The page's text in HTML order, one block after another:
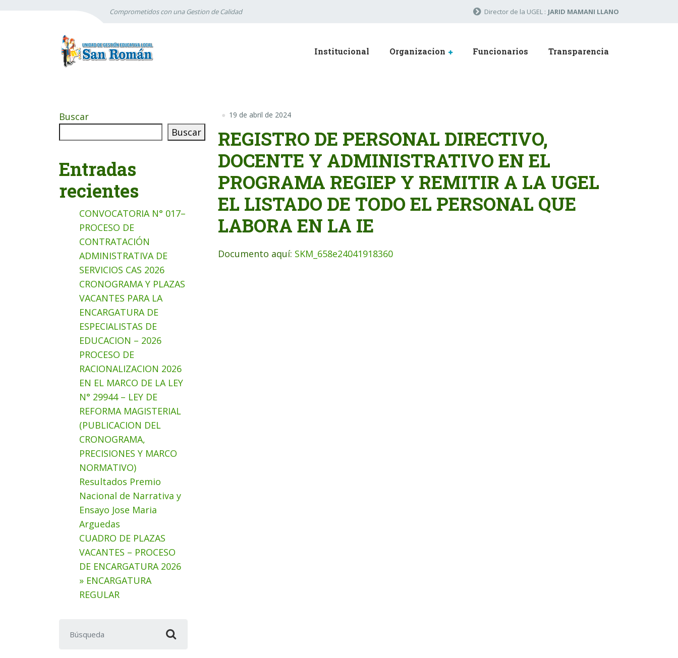
Comprometidos con una Gestion de Calidad Director de la UGEL : JARID MAMANI LLANO
Institucional Organizacion Funcionarios Transparencia
19 de abril de 2024
REGISTRO DE PERSONAL DIRECTIVO,
DOCENTE Y ADMINISTRATIVO EN EL
PROGRAMA REGIEP Y REMITIR A LA UGEL
EL LISTADO DE TODO EL PERSONAL QUE
LABORA EN LA IE
Documento aquí: SKM_658e24041918360
Buscar
Buscar
Entradas
recientes
CONVOCATORIA N° 017–
PROCESO DE
CONTRATACIÓN
ADMINISTRATIVA DE
SERVICIOS CAS 2026
CRONOGRAMA Y PLAZAS
VACANTES PARA LA
ENCARGATURA DE
ESPECIALISTAS DE
EDUCACION – 2026
PROCESO DE
RACIONALIZACION 2026
EN EL MARCO DE LA LEY
N° 29944 – LEY DE
REFORMA MAGISTERIAL
(PUBLICACION DEL
CRONOGRAMA,
PRECISIONES Y MARCO
NORMATIVO)
Resultados Premio
Nacional de Narrativa y
Ensayo Jose Maria
Arguedas
CUADRO DE PLAZAS
VACANTES – PROCESO
DE ENCARGATURA 2026
» ENCARGATURA
REGULAR